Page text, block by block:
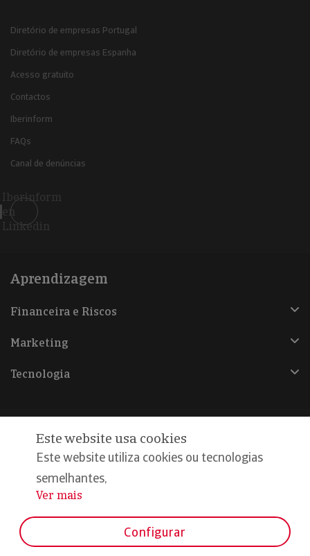
Diretório de empresas Portugal
Diretório de empresas Espanha
Acesso gratuito
Contactos
Iberinform
FAQs
Canal de denúncias
Iberinform
en
Linkedin
Aprendizagem
Financeira e Riscos
Marketing
Tecnologia
@Copyright 2026, Iberinform
Aviso legal
Política de cookies
Declaração de privacidade
Compromisso qualidade e segurança
Este website usa cookies
Este website utiliza cookies ou tecnologias
semelhantes,
...
Ver mais
Configurar